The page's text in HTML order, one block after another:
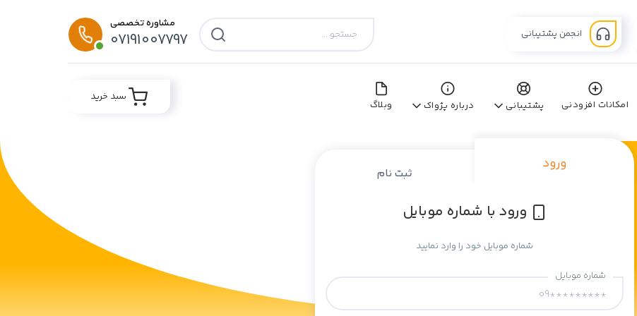
انجمن پشتیبانی
مشاوره تخصصی
07191007797
امکانات افزودنی پشتیبانی درباره پژواک وبلاگ
سبد خرید
ورود
ثبت نام
ورود با شماره موبایل
شماره موبایل خود را وارد نمایید
شماره موبایل